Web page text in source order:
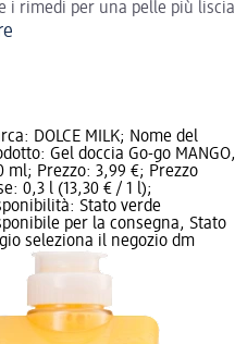
i rimedi per una pelle più liscia
DOLCE MILK; Nome del
Gel doccia Go-go MANGO,
ml; Prezzo: 3,99 €; Prezzo
0,3 l (13,30 € / 1 l);
Stato verde
per la consegna, Stato
seleziona il negozio dm